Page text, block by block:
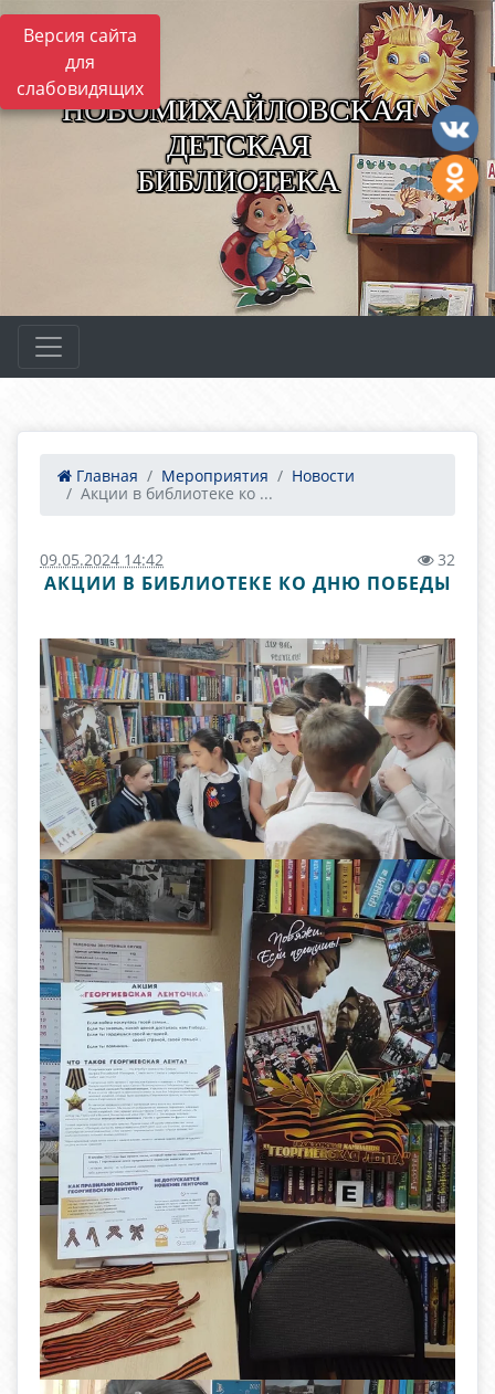
Версия сайта
для
слабовидящих
НОВОМИХАЙЛОВСКАЯ
ДЕТСКАЯ
БИБЛИОТЕКА
Главная Мероприятия
Новости
Акции в библиотеке ко ...
09.05.2024 14:42 32
АКЦИИ В БИБЛИОТЕКЕ КО ДНЮ ПОБЕДЫ